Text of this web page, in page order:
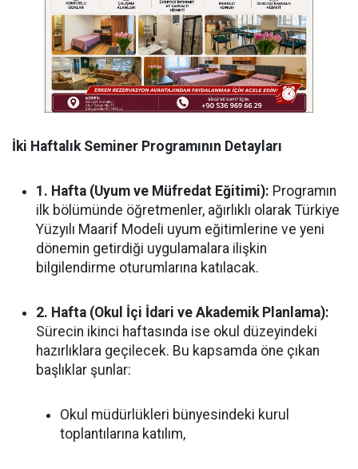
İki Haftalık Seminer Programının Detayları
1. Hafta (Uyum ve Müfredat Eğitimi): Programın
ilk bölümünde öğretmenler, ağırlıklı olarak Türkiye
Yüzyılı Maarif Modeli uyum eğitimlerine ve yeni
dönemin getirdiği uygulamalara ilişkin
bilgilendirme oturumlarına katılacak.
2. Hafta (Okul İçi İdari ve Akademik Planlama):
Sürecin ikinci haftasında ise okul düzeyindeki
hazırlıklara geçilecek. Bu kapsamda öne çıkan
başlıklar şunlar:
Okul müdürlükleri bünyesindeki kurul
toplantılarına katılım,